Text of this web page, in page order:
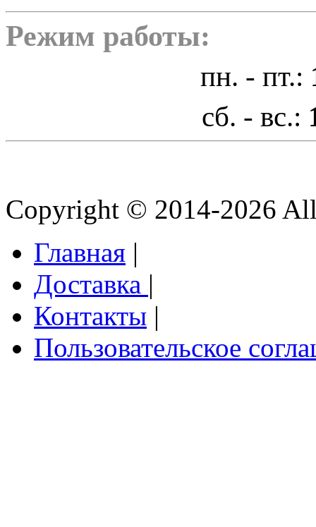
Режим работы:
пн. - пт.:
сб. - вс.:
Copyright © 2014-2026
Главная |
Доставка |
Контакты |
Пользовательское